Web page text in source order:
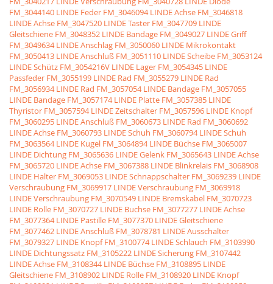
FM_3044140 LINDE Feder FM_3046094 LINDE Achse FM_3046818
LINDE Achse FM_3047520 LINDE Taster FM_3047709 LINDE
Gleitschiene FM_3048352 LINDE Bandage FM_3049027 LINDE Griff
FM_3049634 LINDE Anschlag FM_3050060 LINDE Mikrokontakt
FM_3050413 LINDE Anschluß FM_3051110 LINDE Scheibe FM_3053124
LINDE Schütz FM_3054216V LINDE Lager FM_3054345 LINDE
Passfeder FM_3055199 LINDE Rad FM_3055279 LINDE Rad
FM_3056934 LINDE Rad FM_3057054 LINDE Bandage FM_3057055
LINDE Bandage FM_3057174 LINDE Platte FM_3057385 LINDE
Thyristor FM_3057594 LINDE Zeitschalter FM_3057596 LINDE Knopf
FM_3060295 LINDE Anschluß FM_3060673 LINDE Rad FM_3060692
LINDE Achse FM_3060793 LINDE Schuh FM_3060794 LINDE Schuh
FM_3063564 LINDE Kugel FM_3064894 LINDE Büchse FM_3065007
LINDE Dichtung FM_3065636 LINDE Gelenk FM_3065643 LINDE Achse
FM_3065720 LINDE Achse FM_3067388 LINDE Blinkrelais FM_3068908
LINDE Halter FM_3069053 LINDE Schnappschalter FM_3069239 LINDE
Verschraubung FM_3069917 LINDE Verschraubung FM_3069918
LINDE Verschraubung FM_3070549 LINDE Bremskabel FM_3070723
LINDE Rolle FM_3070727 LINDE Buchse FM_3077277 LINDE Achse
FM_3077364 LINDE Pastille FM_3077370 LINDE Gleitschiene
FM_3077462 LINDE Anschluß FM_3078781 LINDE Ausschalter
FM_3079327 LINDE Knopf FM_3100774 LINDE Schlauch FM_3103990
LINDE Dichtungssatz FM_3105222 LINDE Sicherung FM_3107442
LINDE Achse FM_3108344 LINDE Büchse FM_3108895 LINDE
Gleitschiene FM_3108902 LINDE Rolle FM_3108920 LINDE Knopf